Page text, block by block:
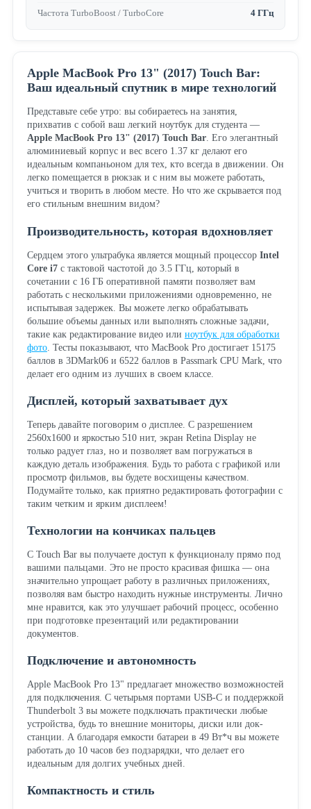
Частота TurboBoost / TurboCore
4 ГГц
Apple MacBook Pro 13" (2017) Touch Bar:
Ваш идеальный спутник в мире технологий
Представьте себе утро: вы собираетесь на занятия,
прихватив с собой ваш легкий ноутбук для студента —
Apple MacBook Pro 13" (2017) Touch Bar. Его элегантный
алюминиевый корпус и вес всего 1.37 кг делают его
идеальным компаньоном для тех, кто всегда в движении. Он
легко помещается в рюкзак и с ним вы можете работать,
учиться и творить в любом месте. Но что же скрывается под
его стильным внешним видом?
Производительность, которая вдохновляет
Сердцем этого ультрабука является мощный процессор Intel
Core i7с тактовой частотой до 3.5 ГГц, который в
сочетании с 16 ГБ оперативной памяти позволяет вам
работать с несколькими приложениями одновременно, не
испытывая задержек. Вы можете легко обрабатывать
большие объемы данных или выполнять сложные задачи,
такие как редактирование видео или ноутбук для обработки
фото. Тесты показывают, что MacBook Pro достигает 15175
баллов в 3DMark06 и 6522 баллов в Passmark CPU Mark, что
делает его одним из лучших в своем классе.
Дисплей, который захватывает дух
Теперь давайте поговорим о дисплее. С разрешением
2560x1600 и яркостью 510 нит, экран Retina Display не
только радует глаз, но и позволяет вам погружаться в
каждую деталь изображения. Будь то работа с графикой или
просмотр фильмов, вы будете восхищены качеством.
Подумайте только, как приятно редактировать фотографии с
таким четким и ярким дисплеем!
Технологии на кончиках пальцев
С Touch Bar вы получаете доступ к функционалу прямо под
вашими пальцами. Это не просто красивая фишка — она
значительно упрощает работу в различных приложениях,
позволяя вам быстро находить нужные инструменты. Лично
мне нравится, как это улучшает рабочий процесс, особенно
при подготовке презентаций или редактировании
документов.
Подключение и автономность
Apple MacBook Pro 13" предлагает множество возможностей
для подключения. С четырьмя портами USB-C и поддержкой
Thunderbolt 3 вы можете подключать практически любые
устройства, будь то внешние мониторы, диски или док-
станции. А благодаря емкости батареи в 49 Вт*ч вы можете
работать до 10 часов без подзарядки, что делает его
идеальным для долгих учебных дней.
Компактность и стиль